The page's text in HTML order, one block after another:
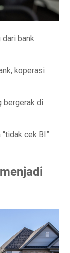
dari bank
koperasi
bergerak di
cek BI”